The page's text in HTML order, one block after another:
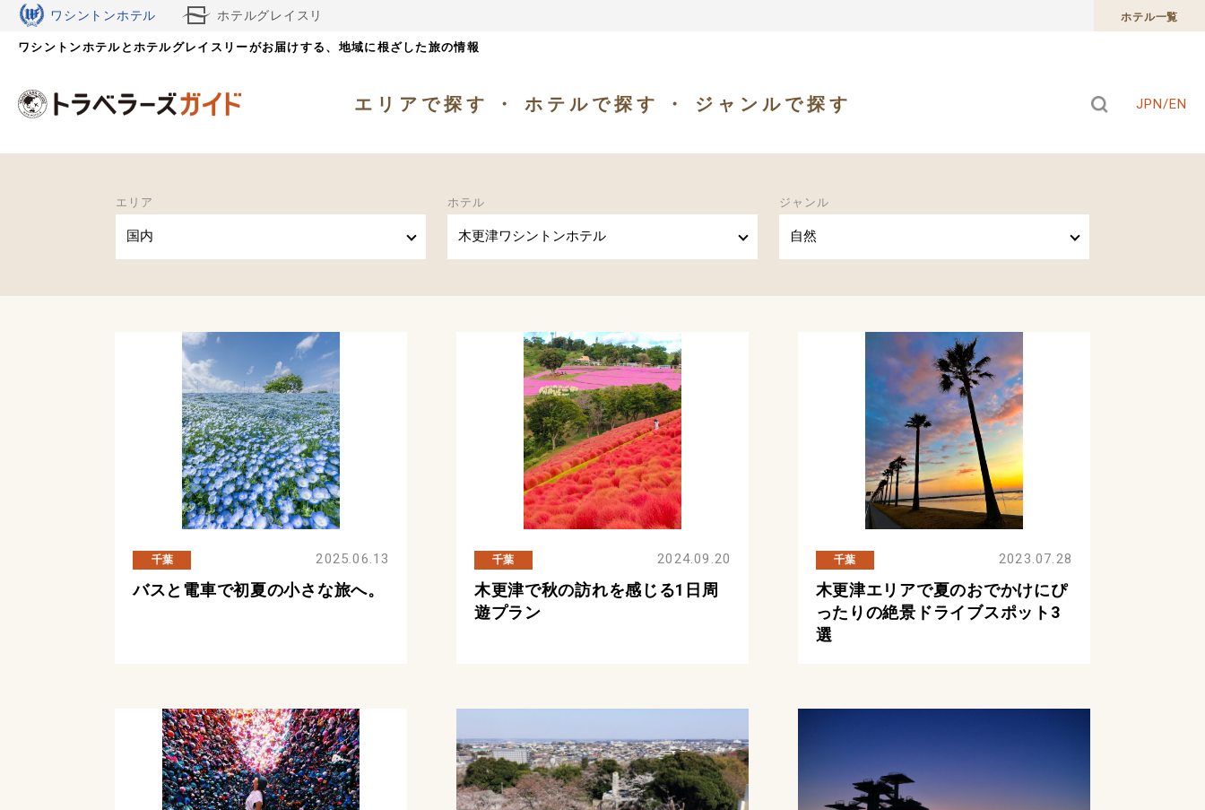
ワシントンホテル ホテルグレイスリ
ー
ホテル一覧
ワシントンホテルとホテルグレイスリーがお届けする、 地域に根ざした旅の情報
エリアで探す ホテルで探す ジャンルで探す JPN/EN
エリア
国内
ホテル
木更津ワシントンホテル
ジャンル
自然
千葉 2025.06.13
バスと電車で初夏の小さな旅へ。
千葉 2024.09.20
木更津で秋の訪れを感じる1日周
遊プラン
千葉 2023.07.28
木更津エリアで夏のおでかけにぴ
ったりの絶景ドライブスポット3
選